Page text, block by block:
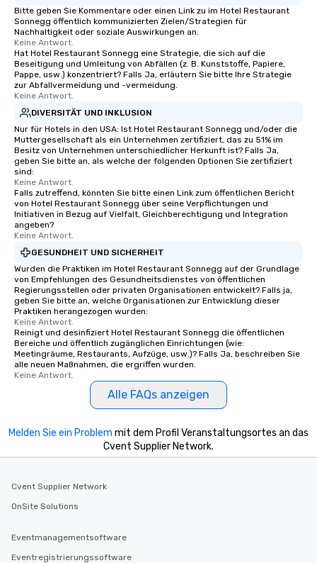
Bitte geben Sie Kommentare oder einen Link zu im Hotel Restaurant
Sonnegg öffentlich kommunizierten Zielen/Strategien für
Nachhaltigkeit oder soziale Auswirkungen an.
Keine Antwort.
Hat Hotel Restaurant Sonnegg eine Strategie, die sich auf die
Beseitigung und Umleitung von Abfällen (z. B. Kunststoffe, Papiere,
Pappe, usw.) konzentriert? Falls Ja, erläutern Sie bitte Ihre Strategie
zur Abfallvermeidung und -vermeidung.
Keine Antwort.
DIVERSITÄT UND INKLUSION
Nur für Hotels in den USA: Ist Hotel Restaurant Sonnegg und/oder die
Muttergesellschaft als ein Unternehmen zertifiziert, das zu 51% im
Besitz von Unternehmen unterschiedlicher Herkunft ist? Falls Ja,
geben Sie bitte an, als welche der folgenden Optionen Sie zertifiziert
sind:
Keine Antwort.
Falls zutreffend, könnten Sie bitte einen Link zum öffentlichen Bericht
von Hotel Restaurant Sonnegg über seine Verpflichtungen und
Initiativen in Bezug auf Vielfalt, Gleichberechtigung und Integration
angeben?
Keine Antwort.
GESUNDHEIT UND SICHERHEIT
Wurden die Praktiken im Hotel Restaurant Sonnegg auf der Grundlage
von Empfehlungen des Gesundheitsdienstes von öffentlichen
Regierungsstellen oder privaten Organisationen entwickelt? Falls ja,
geben Sie bitte an, welche Organisationen zur Entwicklung dieser
Praktiken herangezogen wurden:
Keine Antwort.
Reinigt und desinfiziert Hotel Restaurant Sonnegg die öffentlichen
Bereiche und öffentlich zugänglichen Einrichtungen (wie:
Meetingräume, Restaurants, Aufzüge, usw.)? Falls Ja, beschreiben Sie
alle neuen Maßnahmen, die ergriffen wurden.
Keine Antwort.
Alle FAQs anzeigen
Melden Sie ein Problem mit dem Profil Veranstaltungsortes an das
Cvent Supplier Network.
Cvent Supplier Network
OnSite Solutions
Eventmanagementsoftware
Eventregistrierungssoftware